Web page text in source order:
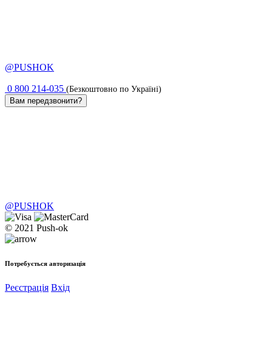
@PUSHOK
0 800 214-035 (Безкоштовно по Україні)
Вам передзвонити?
@PUSHOK
© 2021 Push-ok
Потребується авторизація
Реєстрація Вхід